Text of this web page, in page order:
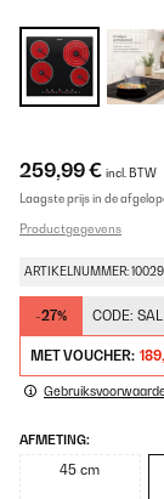
259,99 € incl. BTW
Laagste prijs in de
Productgegevens
ARTIKELNUMMER:
-27% CODE:
MET VOUCHER:
AFMETING:
45 cm